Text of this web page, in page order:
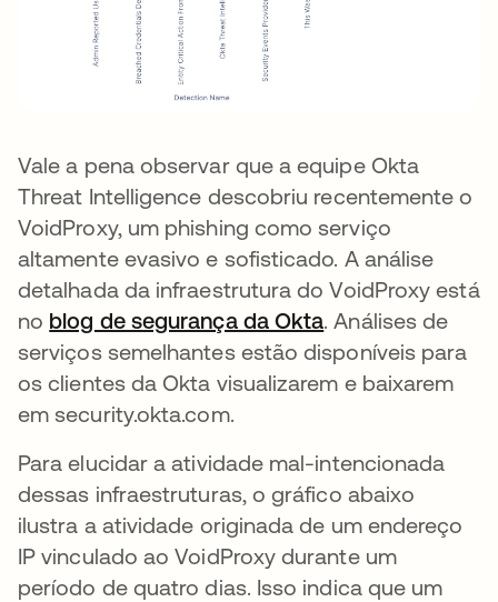
Vale a pena observar que a equipe Okta
Threat Intelligence descobriu recentemente o
VoidProxy, um phishing como serviço
altamente evasivo e sofisticado. A análise
detalhada da infraestrutura do VoidProxy está
no blog de segurança da Okta. Análises de
serviços semelhantes estão disponíveis para
os clientes da Okta visualizarem e baixarem
em security.okta.com.
Para elucidar a atividade mal-intencionada
dessas infraestruturas, o gráfico abaixo
ilustra a atividade originada de um endereço
IP vinculado ao VoidProxy durante um
período de quatro dias. Isso indica que um